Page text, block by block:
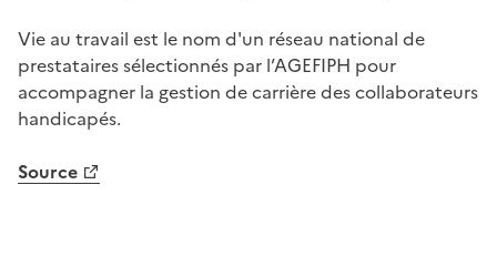
Vie au travail est le nom d'un réseau national de
prestataires sélectionnés par l’AGEFIPH pour
accompagner la gestion de carrière des collaborateurs
handicapés.
Source